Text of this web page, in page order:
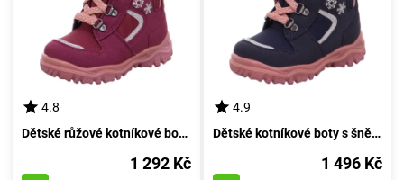
4.8
Dětské růžové kotníkové boty s šněrováním HUSKY1 GTX, Superfit, 1-000046-5010, velikost 29
1 292 Kč
4.9
Dětské kotníkové boty s šněrováním HUSKY1 GTX, Superfit, 1-000046-8010, tmavě modrá - velikost 30
1 496 Kč